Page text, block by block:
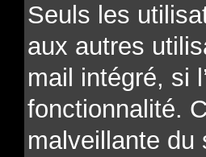
Seuls les
aux autres
mail intégré, si
fonctionnalité.
malveillante du